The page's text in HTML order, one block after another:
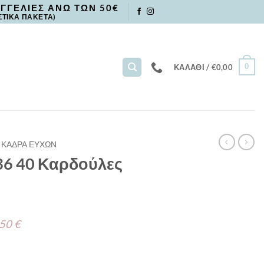
ΑΝΩ ΤΩΝ 50€
ΠΑΚΕΤΑ)
ΚΑΛΆΘΙ / €0,00 0
ΚΑΔΡΑ ΕΥΧΩΝ
40 Καρδούλες
€